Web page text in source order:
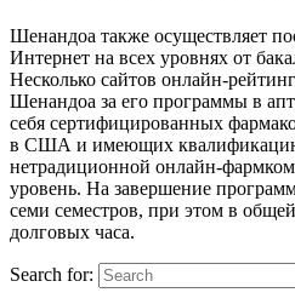
Шенандоа также осуществляет
Интернет на всех уровнях от
Несколько сайтов онлайн-
Шенандоа за его программы в
себя сертифицированных
в США и имеющих квалификацию
нетрадиционной онлайн-
уровень. На завершение
семи семестров, при этом в
долговых часа.
Search for: